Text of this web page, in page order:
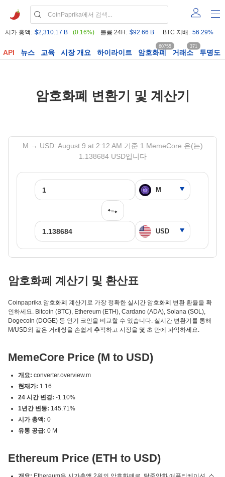
시가 총액: $2,310.17 B (0.16%) 볼륨 24H: $92.66 B BTC 지배: 56.29%
API 뉴스 교육 시장 개요 하이라이트 암호화폐
60755
거래소
371
투명도
암호화폐 변환기 및 계산기
M → USD: August 9 at 2:12 AM 기준 1 MemeCore 은(는)
1.138684 USD입니다
암호화폐 계산기 및 환산표
Coinpaprika 암호화폐 계산기로 가장 정확한 실시간 암호화폐 변환 환율을 확
인하세요. Bitcoin (BTC), Ethereum (ETH), Cardano (ADA), Solana (SOL),
Dogecoin (DOGE) 등 인기 코인을 비교할 수 있습니다. 실시간 변환기를 통해
M/USD와 같은 거래쌍을 손쉽게 추적하고 시장을 몇 초 만에 파악하세요.
MemeCore Price (M to USD)
개요: converter.overview.m
현재가: 1.16
24 시간 변경: -1.10%
1년간 변동: 145.71%
시가 총액: 0
유통 공급: 0 M
Ethereum Price (ETH to USD)